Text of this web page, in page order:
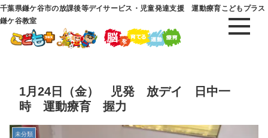
千葉県鎌ケ谷市の放課後等デイサービス・児童発達支援 運動療育こどもプラス
鎌ケ谷教室
1月24日（金） 児発 放デイ 日中一
時 運動療育 握力
未分類